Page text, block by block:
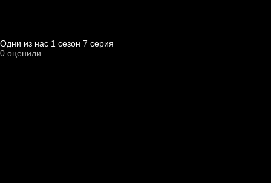
Одни из нас 1 cезон 7 cерия
0 оценили